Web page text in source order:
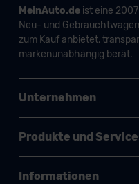
MeinAuto.deist eine
Neu- und
zum Kauf anbietet,
markenunabhängig berät.
Unternehmen
Produkte und
Informationen